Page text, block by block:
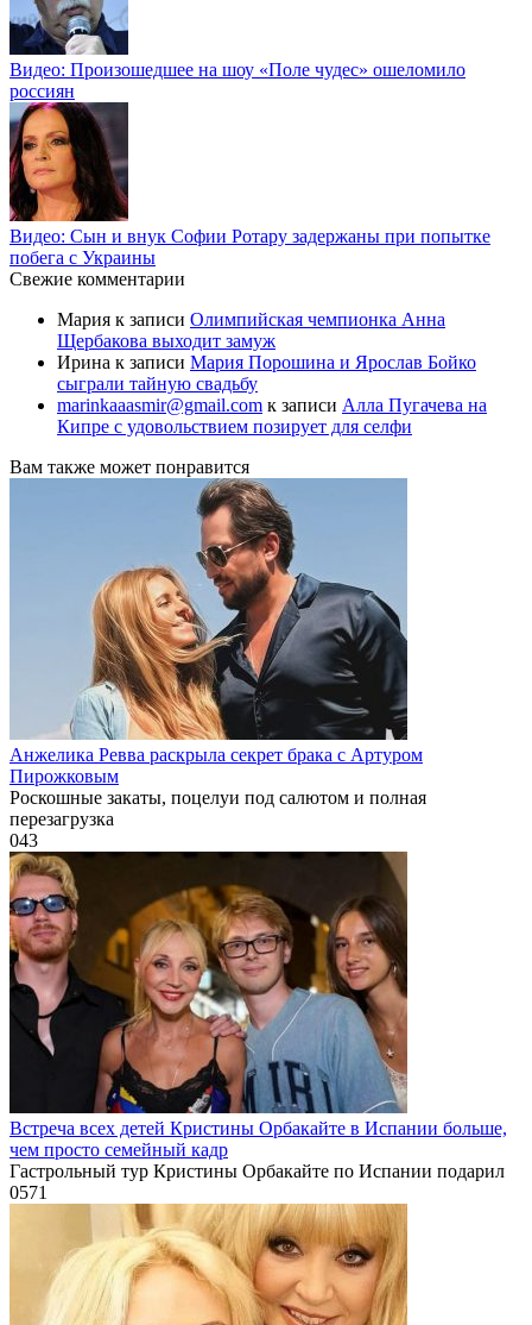
Видео: Произошедшее на шоу «Поле чудес» ошеломило
россиян
Видео: Сын и внук Софии Ротару задержаны при попытке
побега с Украины
Свежие комментарии
Мария к записи Олимпийская чемпионка Анна
Щербакова выходит замуж
Ирина к записи Мария Порошина и Ярослав Бойко
сыграли тайную свадьбу
marinkaaasmir@gmail.com к записи Алла Пугачева на
Кипре с удовольствием позирует для селфи
Вам также может понравится
Анжелика Ревва раскрыла секрет брака с Артуром
Пирожковым
Роскошные закаты, поцелуи под салютом и полная
перезагрузка
043
Встреча всех детей Кристины Орбакайте в Испании больше,
чем просто семейный кадр
Гастрольный тур Кристины Орбакайте по Испании подарил
0571